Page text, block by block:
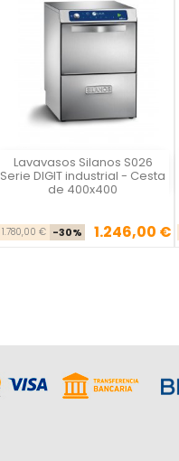
Lavavasos Silanos S026
Serie DIGIT industrial - Cesta
de 400x400
Precio base
1.780,00 € -30% Precio
1.246,00 €

Vista rápida